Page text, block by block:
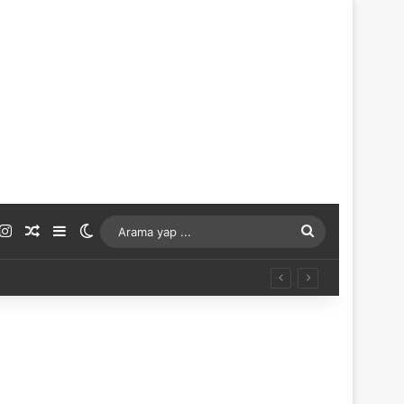
InstagramRastgele Makale
Kenar Bölmesi
Dış görünümü değiştir
...